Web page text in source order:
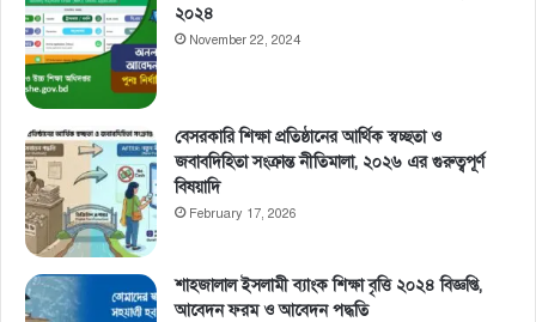
২০২৪
November 22, 2024
বেসরকারি শিক্ষা প্রতিষ্ঠানের আর্থিক স্বচ্ছতা ও
জবাবদিহিতা সংক্রান্ত নীতিমালা, ২০২৬ এর গুরুত্বপূর্ণ
বিষয়াদি
February 17, 2026
শাহজালাল ইসলামী ব্যাংক শিক্ষা বৃত্তি ২০২৪ বিজ্ঞপ্তি,
আবেদন ফরম ও আবেদন পদ্ধতি